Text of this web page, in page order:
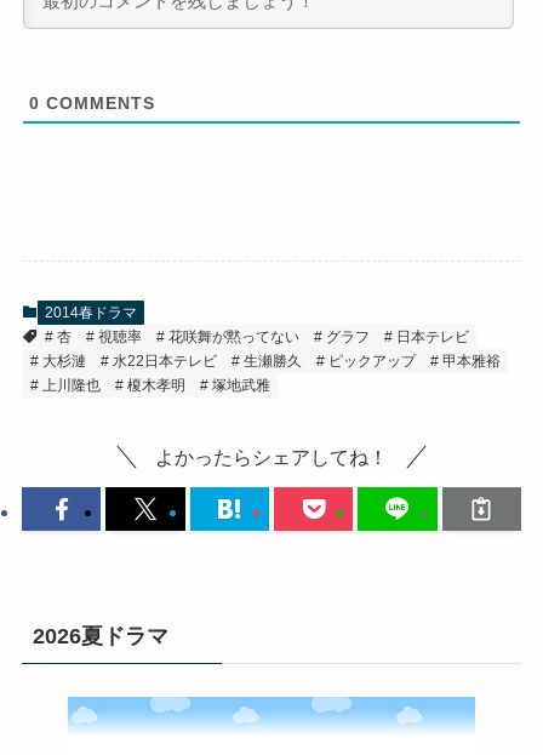
0 COMMENTS
2014春ドラマ
杏
視聴率 花咲舞が黙ってない グラフ
日本テレビ
大杉漣
水22日本テレビ 生瀬勝久 ピックアップ
甲本雅裕
上川隆也
榎木孝明 塚地武雅
よかったらシェアしてね！
2026夏ドラマ